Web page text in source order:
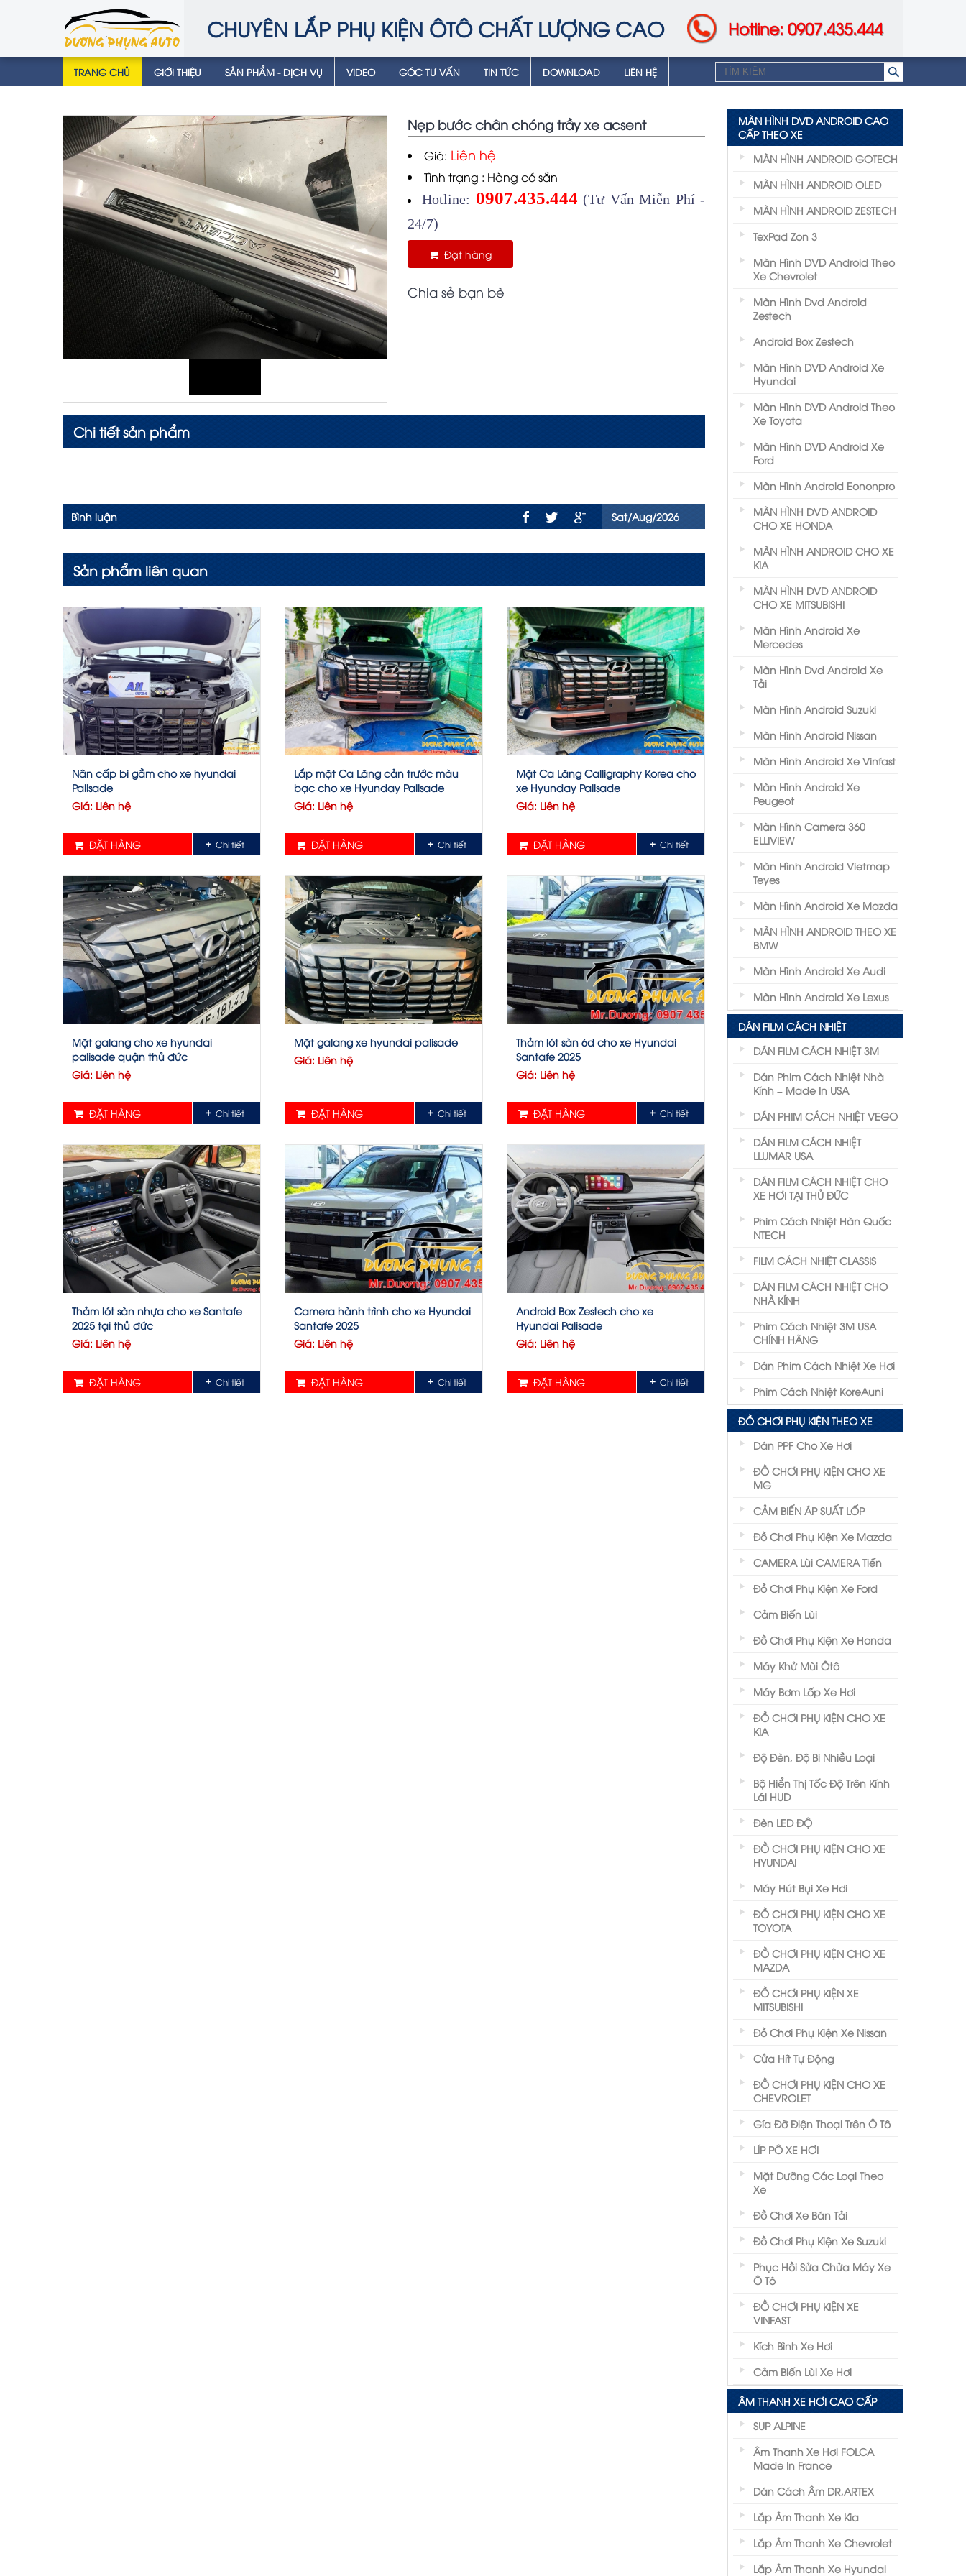
CHUYÊN LẮP PHỤ KIỆN ÔTÔ CHẤT LƯỢNG CAO Hotline: 0907.435.444
TRANG CHỦ GIỚI THIỆU SẢN PHẨM - DỊCH VỤ VIDEO GÓC TƯ VẤN TIN TỨC DOWNLOAD LIÊN HỆ
Nẹp bước chân chóng trầy xe acsent
Giá: Liên hệ
Tình trạng : Hàng có sẵn
Hotline: 0907.435.444 (Tư Vấn Miễn Phí -
24/7)
Đặt hàng
Chia sẻ bạn bè
Chi tiết sản phẩm
Bình luận Sat/Aug/2026
Sản phẩm liên quan
Nân cấp bi gầm cho xe hyundai
Palisade
Giá: Liên hệ
ĐẶT HÀNG Chi tiết
Lắp mặt Ca Lăng cản trước màu
bạc cho xe Hyunday Palisade
Giá: Liên hệ
ĐẶT HÀNG Chi tiết
Mặt Ca Lăng Calligraphy Korea cho
xe Hyunday Palisade
Giá: Liên hệ
ĐẶT HÀNG Chi tiết
Mặt galang cho xe hyundai
palisade quận thủ đức
Giá: Liên hệ
ĐẶT HÀNG Chi tiết
Mặt galang xe hyundai palisade
Giá: Liên hệ
ĐẶT HÀNG Chi tiết
Thảm lót sàn 6d cho xe Hyundai
Santafe 2025
Giá: Liên hệ
ĐẶT HÀNG Chi tiết
Thảm lót sàn nhựa cho xe Santafe
2025 tại thủ đức
Giá: Liên hệ
ĐẶT HÀNG Chi tiết
Camera hành trình cho xe Hyundai
Santafe 2025
Giá: Liên hệ
ĐẶT HÀNG Chi tiết
Android Box Zestech cho xe
Hyundai Palisade
Giá: Liên hệ
ĐẶT HÀNG Chi tiết
MÀN HÌNH DVD ANDROID CAO
CẤP THEO XE
MÀN HÌNH ANDROID GOTECH
MÀN HÌNH ANDROID OLED
MÀN HÌNH ANDROID ZESTECH
TexPad Zon 3
Màn Hình DVD Android Theo
Xe Chevrolet
Màn Hình Dvd Android
Zestech
Android Box Zestech
Màn Hình DVD Android Xe
Hyundai
Màn Hình DVD Android Theo
Xe Toyota
Màn Hình DVD Android Xe
Ford
Màn Hình Android Eononpro
MÀN HÌNH DVD ANDROID
CHO XE HONDA
MÀN HÌNH ANDROID CHO XE
KIA
MÀN HÌNH DVD ANDROID
CHO XE MITSUBISHI
Màn Hình Android Xe
Mercedes
Màn Hình Dvd Android Xe
Tải
Màn Hình Android Suzuki
Màn Hình Android Nissan
Màn Hình Android Xe Vinfast
Màn Hình Android Xe
Peugeot
Màn Hình Camera 360
ELLIVIEW
Màn Hình Android Vietmap
Teyes
Màn Hình Android Xe Mazda
MÀN HÌNH ANDROID THEO XE
BMW
Màn Hình Android Xe Audi
Màn Hình Android Xe Lexus
DÁN FILM CÁCH NHIỆT
DÁN FILM CÁCH NHIỆT 3M
Dán Phim Cách Nhiệt Nhà
Kính – Made In USA
DÁN PHIM CÁCH NHIỆT VEGO
DÁN FILM CÁCH NHIỆT
LLUMAR USA
DÁN FILM CÁCH NHIỆT CHO
XE HƠI TẠI THỦ ĐỨC
Phim Cách Nhiệt Hàn Quốc
NTECH
FILM CÁCH NHIỆT CLASSIS
DÁN FILM CÁCH NHIỆT CHO
NHÀ KÍNH
Phim Cách Nhiệt 3M USA
CHÍNH HÃNG
Dán Phim Cách Nhiệt Xe Hơi
Phim Cách Nhiệt KoreAuni
ĐỒ CHƠI PHỤ KIỆN THEO XE
Dán PPF Cho Xe Hơi
ĐỒ CHƠI PHỤ KIỆN CHO XE
MG
CẢM BIẾN ÁP SUẤT LỐP
Đồ Chơi Phụ Kiện Xe Mazda
CAMERA Lùi CAMERA Tiến
Đồ Chơi Phụ Kiện Xe Ford
Cảm Biến Lùi
Đồ Chơi Phụ Kiện Xe Honda
Máy Khử Mùi Ôtô
Máy Bơm Lốp Xe Hơi
ĐỒ CHƠI PHỤ KIỆN CHO XE
KIA
Độ Đèn, Độ Bi Nhiều Loại
Bộ Hiển Thị Tốc Độ Trên Kính
Lái HUD
Đèn LED ĐỘ
ĐỒ CHƠI PHỤ KIỆN CHO XE
HYUNDAI
Máy Hút Bụi Xe Hơi
ĐỒ CHƠI PHỤ KIỆN CHO XE
TOYOTA
ĐỒ CHƠI PHỤ KIỆN CHO XE
MAZDA
ĐỒ CHƠI PHỤ KIỆN XE
MITSUBISHI
Đồ Chơi Phụ Kiện Xe Nissan
Cửa Hít Tự Động
ĐỒ CHƠI PHỤ KIỆN CHO XE
CHEVROLET
Gía Đỡ Điện Thoại Trên Ô Tô
LÍP PÔ XE HƠI
Mặt Dưỡng Các Loại Theo
Xe
Đồ Chơi Xe Bán Tải
Đồ Chơi Phụ Kiện Xe Suzuki
Phục Hồi Sửa Chửa Máy Xe
Ô Tô
ĐỒ CHƠI PHỤ KIỆN XE
VINFAST
Kích Bình Xe Hơi
Cảm Biến Lùi Xe Hơi
ÂM THANH XE HƠI CAO CẤP
SUP ALPINE
Âm Thanh Xe Hơi FOLCA
Made In France
Dán Cách Âm DR,ARTEX
Lắp Âm Thanh Xe Kia
Lắp Âm Thanh Xe Chevrolet
Lắp Âm Thanh Xe Hyundai